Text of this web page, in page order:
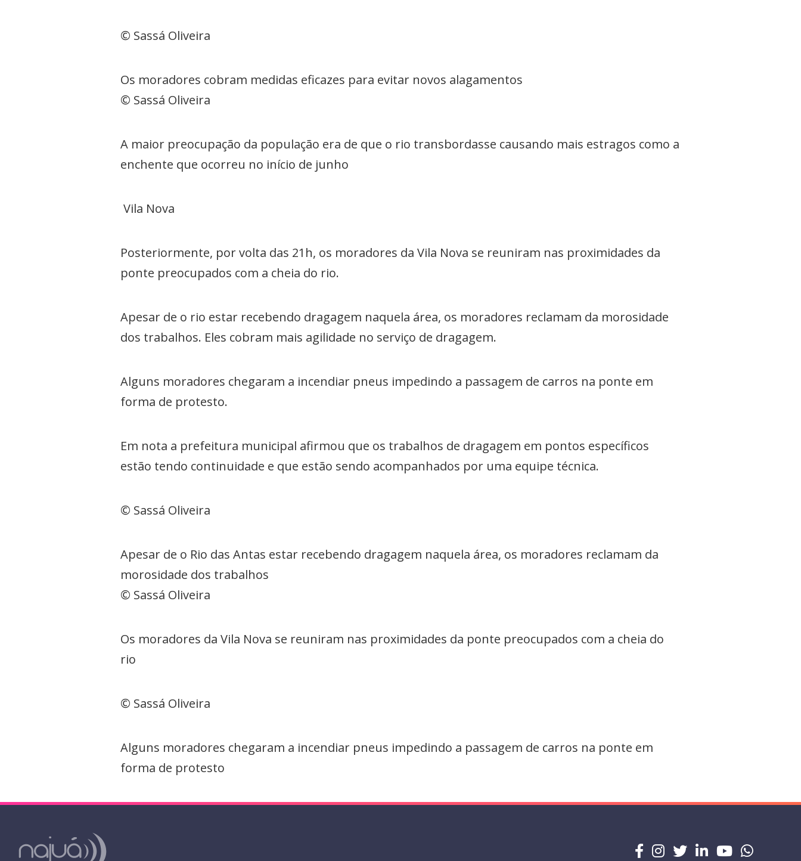
© Sassá Oliveira
Os moradores cobram medidas eficazes para evitar novos alagamentos
© Sassá Oliveira
A maior preocupação da população era de que o rio transbordasse causando mais estragos como a
enchente que ocorreu no início de junho
Vila Nova
Posteriormente, por volta das 21h, os moradores da Vila Nova se reuniram nas proximidades da
ponte preocupados com a cheia do rio.
Apesar de o rio estar recebendo dragagem naquela área, os moradores reclamam da morosidade
dos trabalhos. Eles cobram mais agilidade no serviço de dragagem.
Alguns moradores chegaram a incendiar pneus impedindo a passagem de carros na ponte em
forma de protesto.
Em nota a prefeitura municipal afirmou que os trabalhos de dragagem em pontos específicos
estão tendo continuidade e que estão sendo acompanhados por uma equipe técnica.
© Sassá Oliveira
Apesar de o Rio das Antas estar recebendo dragagem naquela área, os moradores reclamam da
morosidade dos trabalhos
© Sassá Oliveira
Os moradores da Vila Nova se reuniram nas proximidades da ponte preocupados com a cheia do
rio
© Sassá Oliveira
Alguns moradores chegaram a incendiar pneus impedindo a passagem de carros na ponte em
forma de protesto